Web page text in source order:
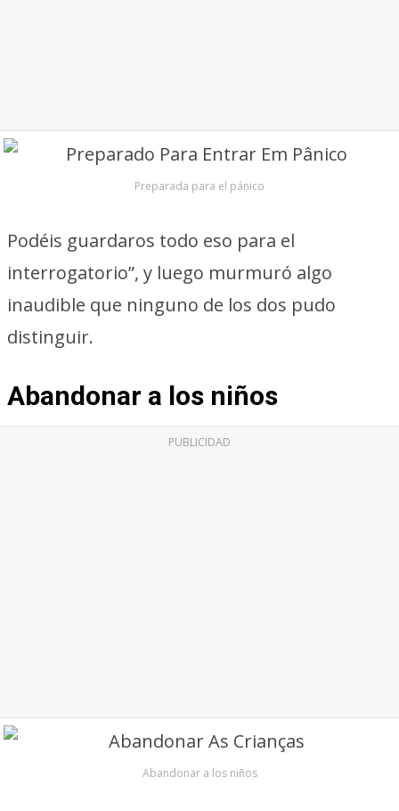
Preparada para el pánico
Podéis guardaros todo eso para el
interrogatorio”, y luego murmuró algo
inaudible que ninguno de los dos pudo
distinguir.
Abandonar a los niños
PUBLICIDAD
Abandonar a los niños